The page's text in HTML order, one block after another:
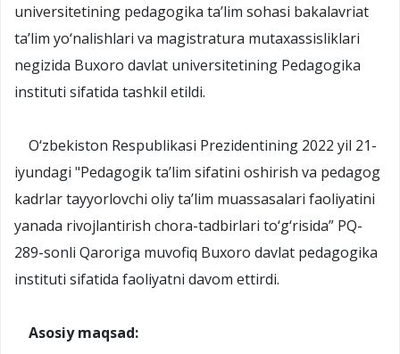
universitetining pedagogika ta’lim sohasi bakalavriat
ta’lim yo‘nalishlari va magistratura mutaxassisliklari
negizida Buxoro davlat universitetining Pedagogika
instituti sifatida tashkil etildi.
O‘zbekiston Respublikasi Prezidentining 2022 yil 21-
iyundagi "Pedagogik ta’lim sifatini oshirish va pedagog
kadrlar tayyorlovchi oliy ta’lim muassasalari faoliyatini
yanada rivojlantirish chora-tadbirlari to‘g‘risida” PQ-
289-sonli Qaroriga muvofiq Buxoro davlat pedagogika
instituti sifatida faoliyatni davom ettirdi.
Asosiy maqsad: